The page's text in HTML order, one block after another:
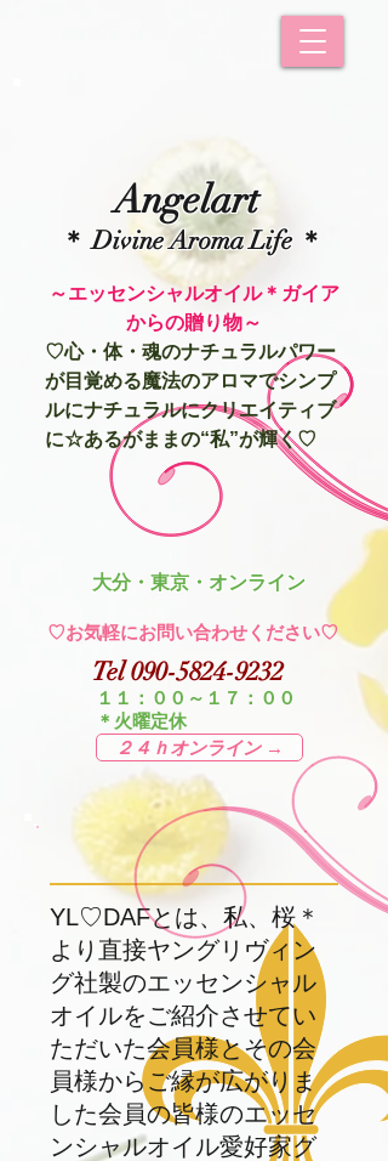
＊ Divine Aroma Life ＊
Angelart
​～エッセンシャルオイル＊ガイア
からの贈り物～
♡心・体・魂のナチュラルパワー
が目覚める魔法のアロマでシンプ
ルにナチュラルにクリエイティブ
に☆あるがままの“私”が輝く♡
​大分・東京・オンライン
​♡お気軽にお問い合わせください♡
Tel090-5824-9232
１１：００～１７：００
＊火曜定休
２４ｈオンライン →
YL♡DAFとは、私、桜＊
より直接ヤングリヴィン
グ社製のエッセンシャル
オイルをご紹介させてい
ただいた会員様とその会
員様からご縁が広がりま
した会員の皆様のエッセ
ンシャルオイル愛好家グ